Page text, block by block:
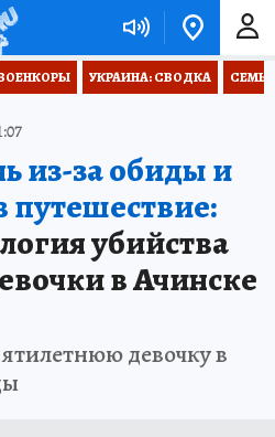
УКРАИНА: СВОДКА
из-за обиды и
путешествие:
убийства
в Ачинске
девочку в